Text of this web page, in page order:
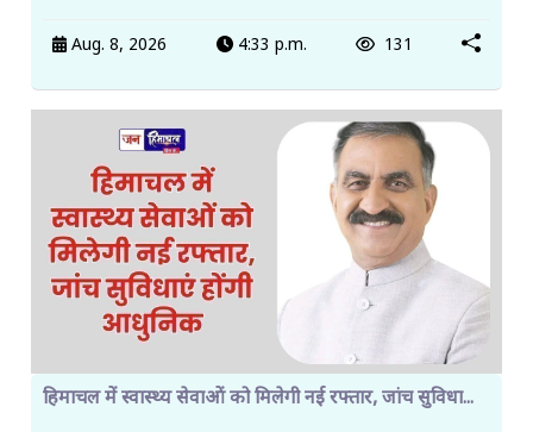
Aug. 8, 2026 4:33 p.m. 131
हिमाचल में स्वास्थ्य सेवाओं को मिलेगी नई रफ्तार, जांच सुविधा...